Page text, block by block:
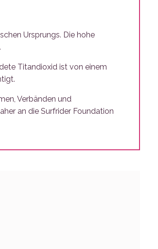
Ursprungs. Die hohe
Titandioxid ist von einem
Verbänden und
an die Surfrider Foundation